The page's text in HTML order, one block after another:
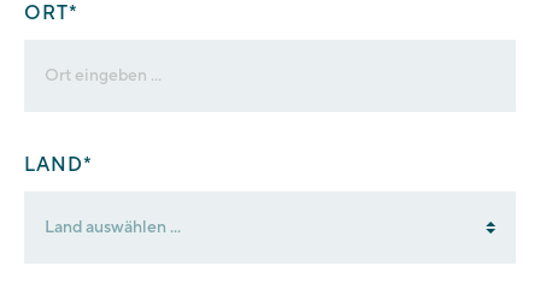
ORT*
LAND*